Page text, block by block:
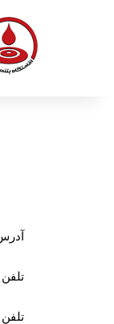
تلفن همراه:
تلفن همراه: